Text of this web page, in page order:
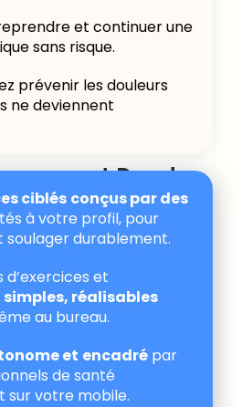
et continuer une
sans risque.
prévenir les douleurs
ne deviennent
permet Doado
ciblés conçus par des
à votre profil, pour
durablement.
d’exercices et
simples, réalisables
au bureau.
et encadrépar
de santé
sur votre mobile.